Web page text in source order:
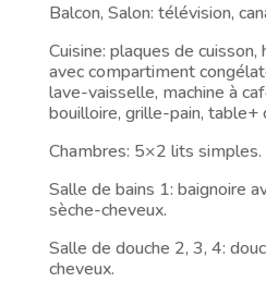
Balcon, Salon: télévision,
Cuisine: plaques de
avec compartiment
lave-vaisselle, machine à
bouilloire, grille-pain, table+
Chambres: 5×2 lits simples.
Salle de bains 1: baignoire
sèche-cheveux.
Salle de douche 2, 3, 4:
cheveux.